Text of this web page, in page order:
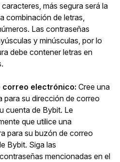
más segura será la
combinación de letras,
Las contraseñas
y minúsculas, por lo
debe contener letras en
correo electrónico: Cree una
su dirección de correo
cuenta de Bybit. Le
que utilice una
para su buzón de correo
Bybit. Siga las
mencionadas en el